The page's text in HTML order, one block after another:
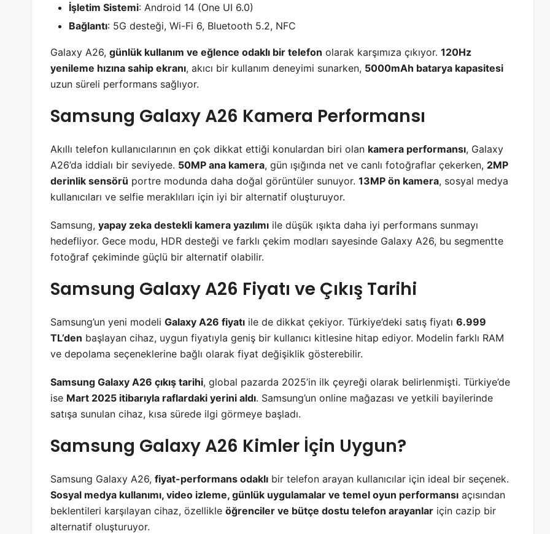
İşletim Sistemi: Android 14 (One UI 6.0)
Bağlantı: 5G desteği, Wi-Fi 6, Bluetooth 5.2, NFC
Galaxy A26, günlük kullanım ve eğlence odaklı bir telefon olarak karşımıza çıkıyor. 120Hz
yenileme hızına sahip ekranı, akıcı bir kullanım deneyimi sunarken, 5000mAh batarya kapasitesi
uzun süreli performans sağlıyor.
Samsung Galaxy A26 Kamera Performansı
Akıllı telefon kullanıcılarının en çok dikkat ettiği konulardan biri olan kamera performansı, Galaxy
A26’da iddialı bir seviyede. 50MP ana kamera, gün ışığında net ve canlı fotoğraflar çekerken, 2MP
derinlik sensörü portre modunda daha doğal görüntüler sunuyor. 13MP ön kamera, sosyal medya
kullanıcıları ve selfie meraklıları için iyi bir alternatif oluşturuyor.
Samsung, yapay zeka destekli kamera yazılımı ile düşük ışıkta daha iyi performans sunmayı
hedefliyor. Gece modu, HDR desteği ve farklı çekim modları sayesinde Galaxy A26, bu segmentte
fotoğraf çekiminde güçlü bir alternatif olabilir.
Samsung Galaxy A26 Fiyatı ve Çıkış Tarihi
Samsung’un yeni modeli Galaxy A26 fiyatı ile de dikkat çekiyor. Türkiye’deki satış fiyatı 6.999
TL’den başlayan cihaz, uygun fiyatıyla geniş bir kullanıcı kitlesine hitap ediyor. Modelin farklı RAM
ve depolama seçeneklerine bağlı olarak fiyat değişiklik gösterebilir.
Samsung Galaxy A26 çıkış tarihi, global pazarda 2025’in ilk çeyreği olarak belirlenmişti. Türkiye’de
ise Mart 2025 itibarıyla raflardaki yerini aldı. Samsung’un online mağazası ve yetkili bayilerinde
satışa sunulan cihaz, kısa sürede ilgi görmeye başladı.
Samsung Galaxy A26 Kimler İçin Uygun?
Samsung Galaxy A26, fiyat-performans odaklı bir telefon arayan kullanıcılar için ideal bir seçenek.
Sosyal medya kullanımı, video izleme, günlük uygulamalar ve temel oyun performansı açısından
beklentileri karşılayan cihaz, özellikle öğrenciler ve bütçe dostu telefon arayanlar için cazip bir
alternatif oluşturuyor.